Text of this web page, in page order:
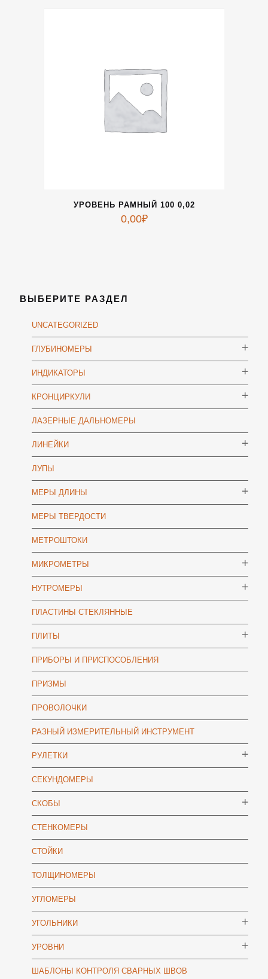
УРОВЕНЬ РАМНЫЙ 100 0,02
0,00₽
ВЫБЕРИТЕ РАЗДЕЛ
UNCATEGORIZED
ГЛУБИНОМЕРЫ
ИНДИКАТОРЫ
КРОНЦИРКУЛИ
ЛАЗЕРНЫЕ ДАЛЬНОМЕРЫ
ЛИНЕЙКИ
ЛУПЫ
МЕРЫ ДЛИНЫ
МЕРЫ ТВЕРДОСТИ
МЕТРОШТОКИ
МИКРОМЕТРЫ
НУТРОМЕРЫ
ПЛАСТИНЫ СТЕКЛЯННЫЕ
ПЛИТЫ
ПРИБОРЫ И ПРИСПОСОБЛЕНИЯ
ПРИЗМЫ
ПРОВОЛОЧКИ
РАЗНЫЙ ИЗМЕРИТЕЛЬНЫЙ ИНСТРУМЕНТ
РУЛЕТКИ
СЕКУНДОМЕРЫ
СКОБЫ
СТЕНКОМЕРЫ
СТОЙКИ
ТОЛЩИНОМЕРЫ
УГЛОМЕРЫ
УГОЛЬНИКИ
УРОВНИ
ШАБЛОНЫ КОНТРОЛЯ СВАРНЫХ ШВОВ